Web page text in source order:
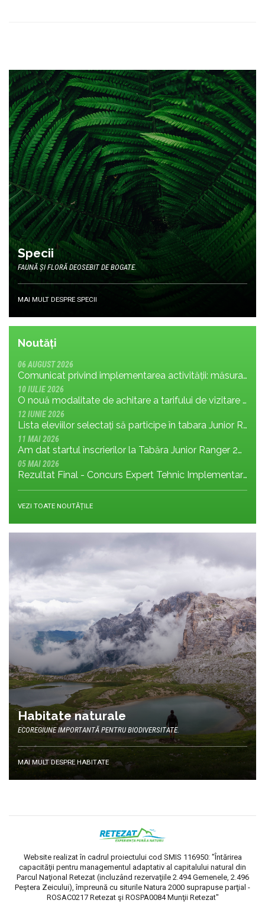
Specii
FAUNĂ ȘI FLORĂ DEOSEBIT DE BOGATE.
MAI MULT DESPRE SPECII
Noutăți
06 AUGUST 2026
Comunicat privind implementarea activității: măsura MR.8.1.4 din planul de management; cu privire la tronsonul de drum cuprins între Baraj Gura Apelor și Cabana Rotunda
10 IULIE 2026
O nouă modalitate de achitare a tarifului de vizitare în Parcul Național Retezat
12 IUNIE 2026
Lista eleviilor selectați să participe în tabara Junior Ranger 2026
11 MAI 2026
Am dat startul înscrierilor la Tabăra Junior Ranger 2026 – Oameni conectați prin natură – tineri și comunități pentru viitorul Parcului Național Retezat
05 MAI 2026
Rezultat Final - Concurs Expert Tehnic Implementare 3 05.05.2026
VEZI TOATE NOUTĂȚILE
Habitate naturale
ECOREGIUNE IMPORTANTĂ PENTRU BIODIVERSITATE.
MAI MULT DESPRE HABITATE
Website realizat în cadrul proiectului cod SMIS 116950: "Întărirea
capacităţii pentru managementul adaptativ al capitalului natural din
Parcul Naţional Retezat (incluzând rezervaţiile 2.494 Gemenele, 2.496
Peştera Zeicului), împreună cu siturile Natura 2000 suprapuse parţial -
ROSAC0217 Retezat şi ROSPA0084 Munţii Retezat"